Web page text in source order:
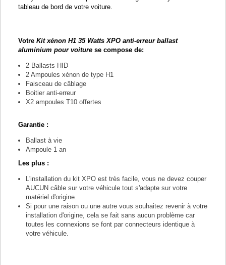
tableau de bord de votre voiture.
Votre Kit xénon H1 35 Watts XPO anti-erreur ballast
aluminium pour voiture se compose de:
2 Ballasts HID
2 Ampoules xénon de type H1
Faisceau de câblage
Boitier anti-erreur
X2 ampoules T10 offertes
Garantie :
Ballast à vie
Ampoule 1 an
Les plus :
L'installation du kit XPO est très facile, vous ne devez couper
AUCUN câble sur votre véhicule tout s'adapte sur votre
matériel d'origine.
Si pour une raison ou une autre vous souhaitez revenir à votre
installation d'origine, cela se fait sans aucun problème car
toutes les connexions se font par connecteurs identique à
votre véhicule.